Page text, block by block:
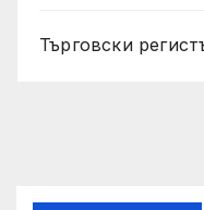
Търговски